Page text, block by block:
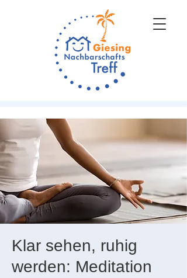
Klar sehen, ruhig
werden: Meditation